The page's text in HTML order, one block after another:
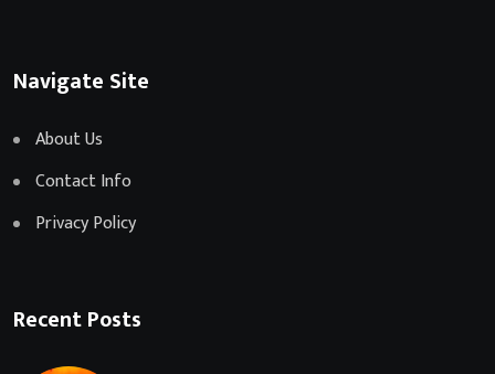
Navigate Site
About Us
Contact Info
Privacy Policy
Recent Posts